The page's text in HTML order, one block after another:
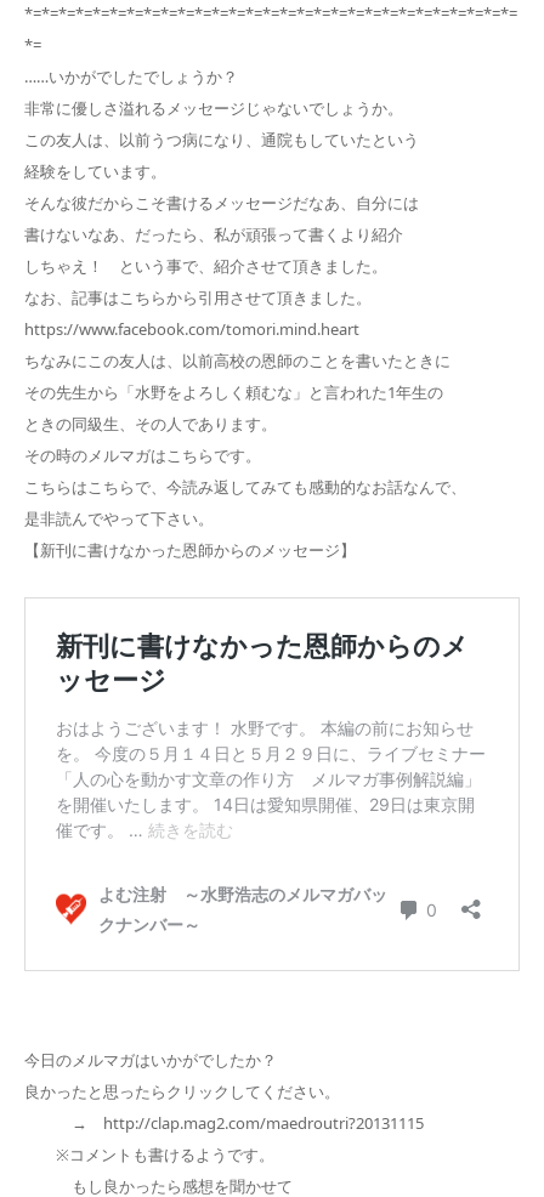
*=*=*=*=*=*=*=*=*=*=*=*=*=*=*=*=*=*=*=*=*=*=*=*=*=*=*=*=*=
*=
……いかがでしたでしょうか？
非常に優しさ溢れるメッセージじゃないでしょうか。
この友人は、以前うつ病になり、通院もしていたという
経験をしています。
そんな彼だからこそ書けるメッセージだなあ、自分には
書けないなあ、だったら、私が頑張って書くより紹介
しちゃえ！ という事で、紹介させて頂きました。
なお、記事はこちらから引用させて頂きました。
https://www.facebook.com/tomori.mind.heart
ちなみにこの友人は、以前高校の恩師のことを書いたときに
その先生から「水野をよろしく頼むな」と言われた1年生の
ときの同級生、その人であります。
その時のメルマガはこちらです。
こちらはこちらで、今読み返してみても感動的なお話なんで、
是非読んでやって下さい。
【新刊に書けなかった恩師からのメッセージ】
今日のメルマガはいかがでしたか？
良かったと思ったらクリックしてください。
→ http://clap.mag2.com/maedroutri?20131115
※コメントも書けるようです。
もし良かったら感想を聞かせて